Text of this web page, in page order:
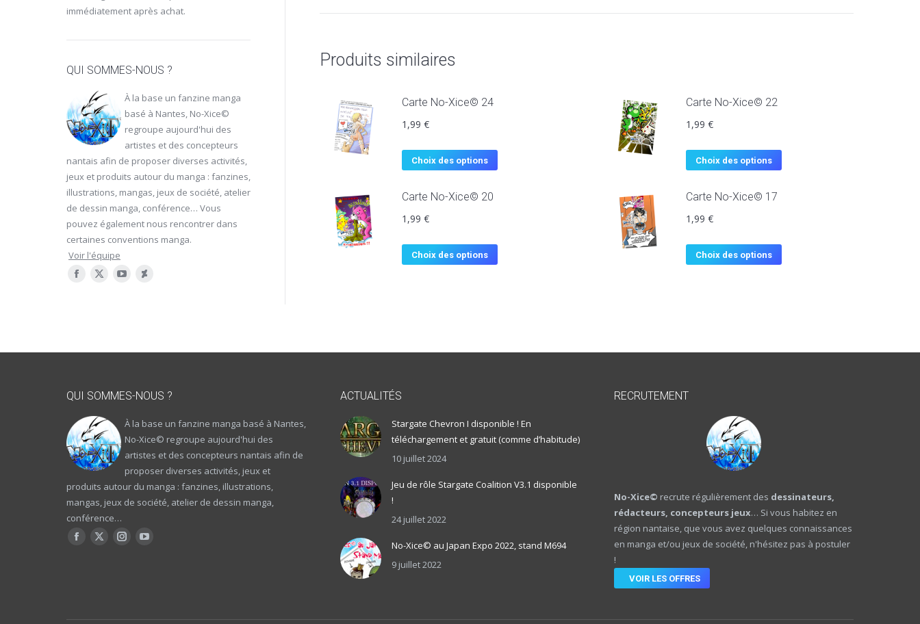
Produits similaires
Carte No-Xice© 24
1,99 €
Choix des options
Carte No-Xice© 22
1,99 €
Choix des options
Carte No-Xice© 20
1,99 €
Choix des options
Carte No-Xice© 17
1,99 €
Choix des options
immédiatement après achat.
QUI SOMMES-NOUS ?
À la base un fanzine manga
basé à Nantes, No-Xice©
regroupe aujourd'hui des
artistes et des concepteurs
nantais afin de proposer diverses activités,
jeux et produits autour du manga : fanzines,
illustrations, mangas, jeux de société, atelier
de dessin manga, conférence… Vous
pouvez également nous rencontrer dans
certaines conventions manga.
Voir l'équipe
QUI SOMMES-NOUS ?
À la base un fanzine manga basé à Nantes,
No-Xice© regroupe aujourd'hui des
artistes et des concepteurs nantais afin de
proposer diverses activités, jeux et
produits autour du manga : fanzines, illustrations,
mangas, jeux de société, atelier de dessin manga,
conférence…
ACTUALITÉS
Stargate Chevron I disponible ! En
téléchargement et gratuit (comme d’habitude)
10 juillet 2024
Jeu de rôle Stargate Coalition V3.1 disponible
!
24 juillet 2022
No-Xice© au Japan Expo 2022, stand M694
9 juillet 2022
RECRUTEMENT
No-Xice© recrute régulièrement des dessinateurs,
rédacteurs, concepteurs jeux… Si vous habitez en
région nantaise, que vous avez quelques connaissances
en manga et/ou jeux de société, n'hésitez pas à postuler
!
VOIR LES OFFRES